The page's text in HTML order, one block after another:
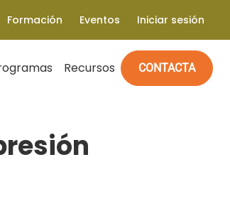
Formación Eventos Iniciar sesión
Recursos CONTACTA